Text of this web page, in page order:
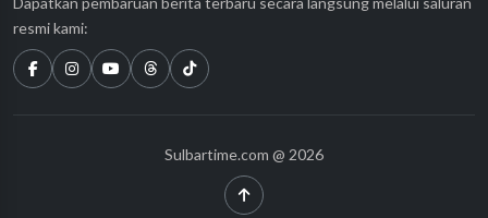
resmi kami:
Sulbartime.com @ 2026